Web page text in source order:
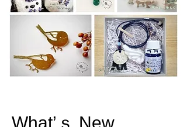
​What’ｓ New